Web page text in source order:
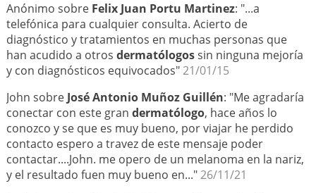
Anónimo sobre Felix Juan Portu Martinez: "...a
telefónica para cualquier consulta. Acierto de
diagnóstico y tratamientos en muchas personas que
han acudido a otros dermatólogossin ninguna mejoría
y con diagnósticos equivocados"21/01/15
John sobreJosé Antonio Muñoz Guillén: "Me agradaría
conectar con este gran dermatólogo, hace años lo
conozco y se que es muy bueno, por viajar he perdido
contacto espero a travez de este mensaje poder
contactar....John. me opero de un melanoma en la nariz,
y el resultado fuen muy bueno en..."26/11/21